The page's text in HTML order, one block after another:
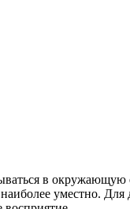
в окружающую
уместно.